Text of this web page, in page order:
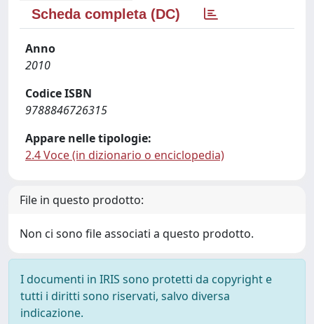
Scheda completa (DC)
Anno
2010
Codice ISBN
9788846726315
Appare nelle tipologie:
2.4 Voce (in dizionario o enciclopedia)
File in questo prodotto:
Non ci sono file associati a questo prodotto.
I documenti in IRIS sono protetti da copyright e
tutti i diritti sono riservati, salvo diversa
indicazione.